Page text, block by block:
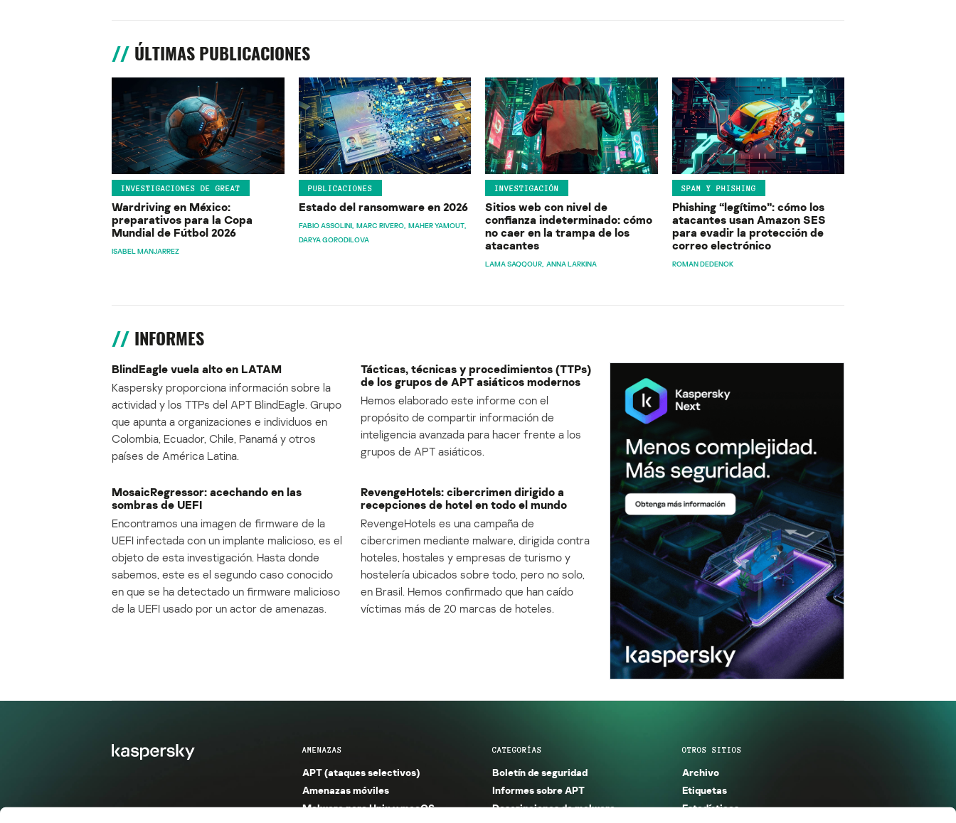
ÚLTIMAS PUBLICACIONES
INVESTIGACIONES DE GREAT
Wardriving en México:
preparativos para la Copa
Mundial de Fútbol 2026
ISABEL MANJARREZ
PUBLICACIONES
Estado del ransomware en 2026
FABIO ASSOLINI MARC RIVERO MAHER YAMOUT
DARYA GORODILOVA
INVESTIGACIÓN
Sitios web con nivel de
confianza indeterminado: cómo
no caer en la trampa de los
atacantes
LAMA SAQQOUR ANNA LARKINA
SPAM Y PHISHING
Phishing “legítimo”: cómo los
atacantes usan Amazon SES
para evadir la protección de
correo electrónico
ROMAN DEDENOK
INFORMES
BlindEagle vuela alto en LATAM
Kaspersky proporciona información sobre la
actividad y los TTPs del APT BlindEagle. Grupo
que apunta a organizaciones e individuos en
Colombia, Ecuador, Chile, Panamá y otros
países de América Latina.
Tácticas, técnicas y procedimientos (TTPs)
de los grupos de APT asiáticos modernos
Hemos elaborado este informe con el
propósito de compartir información de
inteligencia avanzada para hacer frente a los
grupos de APT asiáticos.
MosaicRegressor: acechando en las
sombras de UEFI
Encontramos una imagen de firmware de la
UEFI infectada con un implante malicioso, es el
objeto de esta investigación. Hasta donde
sabemos, este es el segundo caso conocido
en que se ha detectado un firmware malicioso
de la UEFI usado por un actor de amenazas.
RevengeHotels: cibercrimen dirigido a
recepciones de hotel en todo el mundo
RevengeHotels es una campaña de
cibercrimen mediante malware, dirigida contra
hoteles, hostales y empresas de turismo y
hostelería ubicados sobre todo, pero no solo,
en Brasil. Hemos confirmado que han caído
víctimas más de 20 marcas de hoteles.
AMENAZAS
APT (ataques selectivos)
Amenazas móviles
Malware para Unix y macOS
CATEGORÍAS
Boletín de seguridad
Informes sobre APT
Descripciones de malware
OTROS SITIOS
Archivo
Etiquetas
Estadísticas